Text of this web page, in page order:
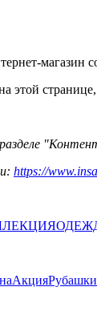
этой
https://
АкцияРубашки